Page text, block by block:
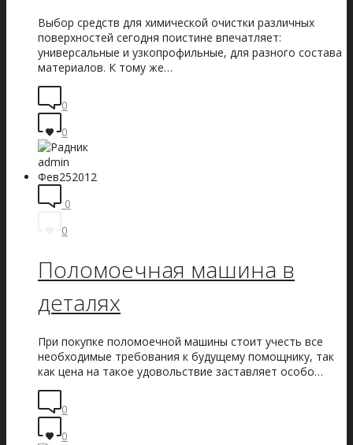
Выбор средств для химической очистки различных
поверхностей сегодня поистине впечатляет:
универсальные и узкопрофильные, для разного состава
материалов. К тому же…
0
0
admin
Фев252012
0
0
Поломоечная машина в
деталях
При покупке поломоечной машины стоит учесть все
необходимые требования к будущему помощнику, так
как цена на такое удовольствие заставляет особо…
0
0